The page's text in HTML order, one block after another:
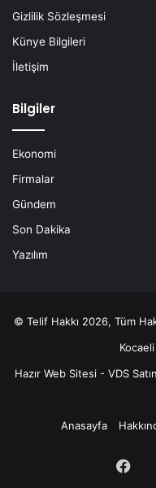
Gizlilik Sözleşmesi
Künye Bilgileri
İletişim
Bilgiler
Ekonomi
Firmalar
Gündem
Son Dakika
Yazılım
© Telif Hakkı 2026, Tüm
Hazır Web Sitesi- VDS
Anasayfa